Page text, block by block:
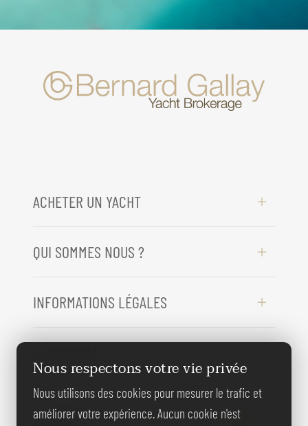
ACHETER UN YACHT
QUI SOMMES NOUS ?
INFORMATIONS LÉGALES
REJOIGNEZ-
Nous respectons votre vie privée
Nous utilisons des cookies pour mesurer le trafic et
améliorer votre expérience. Aucun cookie n'est